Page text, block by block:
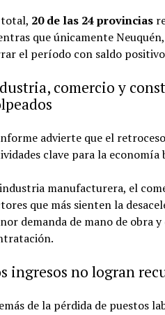
20 de las 24 provincias
que únicamente
el período con saldo
comercio y
advierte que el
clave para la economía
manufacturera, el
que más sienten la
demanda de mano de obra
ingresos no logran
de la pérdida de puestos